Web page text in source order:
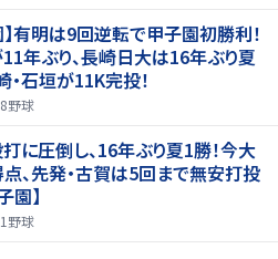
有明は9回逆転で甲子園初勝利！
年ぶり、長崎日大は16年ぶり夏
・石垣が11K完投！
野球
に圧倒し、16年ぶり夏1勝！今大
、先発・古賀は5回まで無安打投
園】
野球